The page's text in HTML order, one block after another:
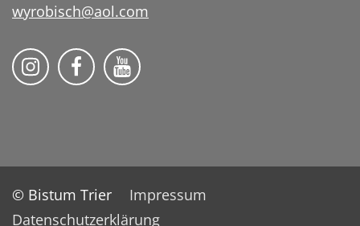
wyrobisch@aol.com
Folge uns auf Instragram
Folge uns auf Facebook
Folge uns auf YouTube
© Bistum Trier
Impressum
Datenschutzerklärung